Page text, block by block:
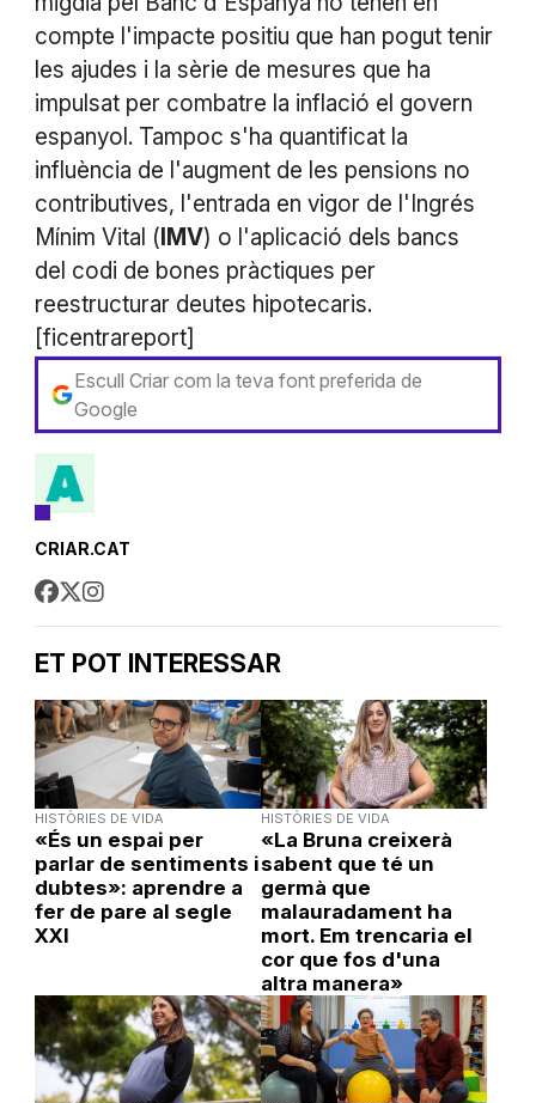
compte l'impacte positiu que han pogut tenir
les ajudes i la sèrie de mesures que ha
impulsat per combatre la inflació el govern
espanyol. Tampoc s'ha quantificat la
influència de l'augment de les pensions no
contributives, l'entrada en vigor de l'Ingrés
Mínim Vital ( IMV) o l'aplicació dels bancs
del codi de bones pràctiques per
reestructurar deutes hipotecaris.
[ficentrareport]
Escull Criar com la teva font preferida de
Google
CRIAR.CAT
ET POT INTERESSAR
HISTÒRIES DE VIDA
«És un espai per
parlar de sentiments i
dubtes»: aprendre a
fer de pare al segle
XXI
HISTÒRIES DE VIDA
«La Bruna creixerà
sabent que té un
germà que
malauradament ha
mort. Em trencaria el
cor que fos d'una
altra manera»